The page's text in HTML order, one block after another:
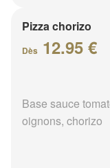
Pizza chorizo
Dès 12.95 €
Base sauce
oignons, chorizo